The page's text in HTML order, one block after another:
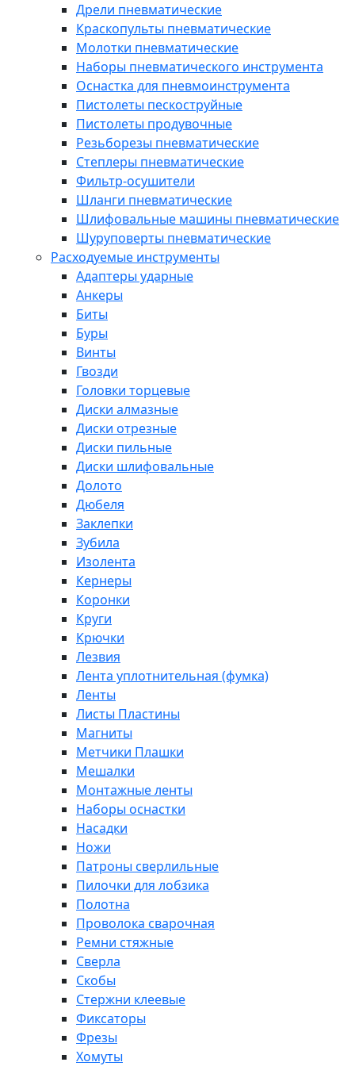
Дрели пневматические
Краскопульты пневматические
Молотки пневматические
Наборы пневматического инструмента
Оснастка для пневмоинструмента
Пистолеты пескоструйные
Пистолеты продувочные
Резьборезы пневматические
Степлеры пневматические
Фильтр-осушители
Шланги пневматические
Шлифовальные машины пневматические
Шуруповерты пневматические
Расходуемые инструменты
Адаптеры ударные
Анкеры
Биты
Буры
Винты
Гвозди
Головки торцевые
Диски алмазные
Диски отрезные
Диски пильные
Диски шлифовальные
Долото
Дюбеля
Заклепки
Зубила
Изолента
Кернеры
Коронки
Круги
Крючки
Лезвия
Лента уплотнительная (фумка)
Ленты
Листы Пластины
Магниты
Метчики Плашки
Мешалки
Монтажные ленты
Наборы оснастки
Насадки
Ножи
Патроны сверлильные
Пилочки для лобзика
Полотна
Проволока сварочная
Ремни стяжные
Сверла
Скобы
Стержни клеевые
Фиксаторы
Фрезы
Хомуты